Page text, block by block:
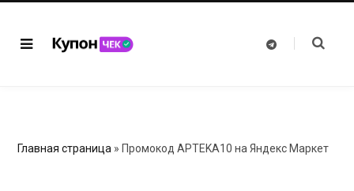
T
Главная страница » Промокод APTEKA10 на Яндекс Маркет